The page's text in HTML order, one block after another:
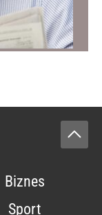
Biznes
Sport